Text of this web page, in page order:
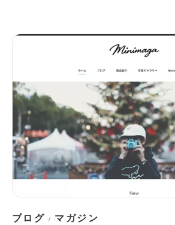
ブログ / マガジン